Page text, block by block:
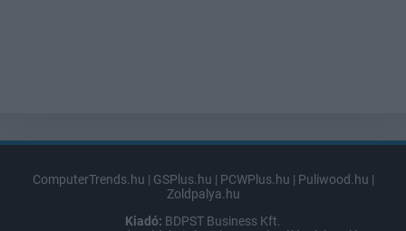
ComputerTrends.hu | GSPlus.hu | PCWPlus.hu | Puliwood.hu |
Zoldpalya.hu
Kiadó: BDPST Business Kft.